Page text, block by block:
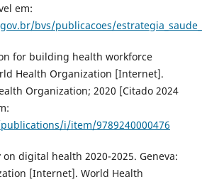
em:
bvs/publicacoes/
for building health workforce
Health Organization [Internet].
Organization; 2020 [Citado 2024
i/item/9789240000476
digital health 2020-2025. Geneva:
[Internet]. World Health